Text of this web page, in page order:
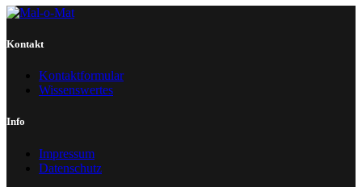
Kontakt
Kontaktformular
Wissenswertes
Info
Impressum
Datenschutz